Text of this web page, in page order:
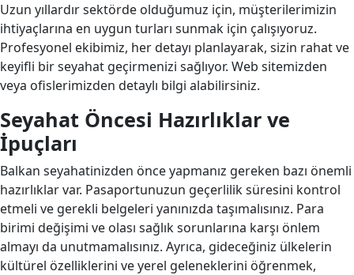
Uzun yıllardır sektörde olduğumuz için, müşterilerimizin
ihtiyaçlarına en uygun turları sunmak için çalışıyoruz.
Profesyonel ekibimiz, her detayı planlayarak, sizin rahat ve
keyifli bir seyahat geçirmenizi sağlıyor. Web sitemizden
veya ofislerimizden detaylı bilgi alabilirsiniz.
Seyahat Öncesi Hazırlıklar ve
İpuçları
Balkan seyahatinizden önce yapmanız gereken bazı önemli
hazırlıklar var. Pasaportunuzun geçerlilik süresini kontrol
etmeli ve gerekli belgeleri yanınızda taşımalısınız. Para
birimi değişimi ve olası sağlık sorunlarına karşı önlem
almayı da unutmamalısınız. Ayrıca, gideceğiniz ülkelerin
kültürel özelliklerini ve yerel geleneklerini öğrenmek,